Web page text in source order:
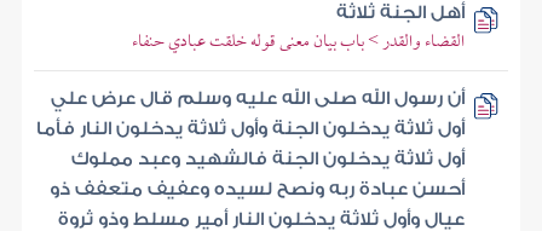
أهل الجنة ثلاثة
القضاء والقدر > باب بيان معنى قوله خلقت عبادي حنفاء
أن رسول الله صلى الله عليه وسلم قال عرض علي
أول ثلاثة يدخلون الجنة وأول ثلاثة يدخلون النار فأما
أول ثلاثة يدخلون الجنة فالشهيد وعبد مملوك
أحسن عبادة ربه ونصح لسيده وعفيف متعفف ذو
عيال وأول ثلاثة يدخلون النار أمير مسلط وذو ثروة